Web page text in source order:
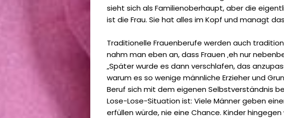
sieht sich als Familienoberhaupt, aber die
ist die Frau. Sie hat alles im Kopf und managt
Traditionelle Frauenberufe werden auch
nahm man eben an, dass Frauen ‚eh nur
„Später wurde es dann verschlafen, das
warum es so wenige männliche Erzieher und
Beruf sich mit dem eigenen Selbstverständnis
Lose-Lose-Situation ist: Viele Männer geben
erfüllen würde, nie eine Chance. Kinder